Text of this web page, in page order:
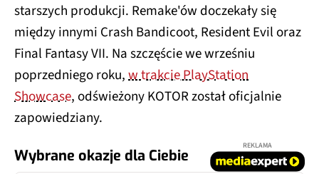
starszych produkcji. Remake'ów doczekały się
między innymi Crash Bandicoot, Resident Evil oraz
Final Fantasy VII. Na szczęście we wrześniu
poprzedniego roku,w trakcie PlayStation
Showcase, odświeżony KOTOR został oficjalnie
zapowiedziany.
Wybrane okazje dla Ciebie
REKLAMA